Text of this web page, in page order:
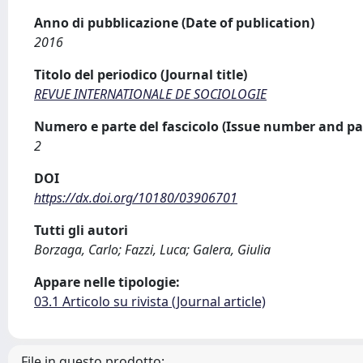
Anno di pubblicazione (Date of publication)
2016
Titolo del periodico (Journal title)
REVUE INTERNATIONALE DE SOCIOLOGIE
Numero e parte del fascicolo (Issue number and
2
DOI
https://dx.doi.org/10180/03906701
Tutti gli autori
Borzaga, Carlo; Fazzi, Luca; Galera, Giulia
Appare nelle tipologie:
03.1 Articolo su rivista (Journal article)